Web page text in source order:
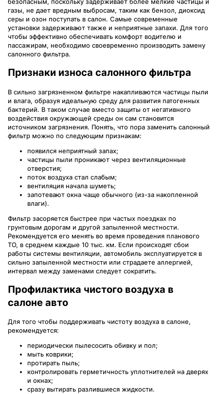
безопасным, поскольку задерживает более мелкие частицы и
газы, не дает вредным выбросам, таким как бензол, диоксид
серы и озон поступать в салон. Самые современные
установки задерживают также и неприятные запахи. Для того
чтобы эффективно обеспечивать комфорт водителю и
пассажирам, необходимо своевременно производить замену
салонного фильтра.
Признаки износа салонного фильтра
В сильно загрязненном фильтре накапливаются частицы пыли
и влага, образуя идеальную среду для развития патогенных
бактерий. В таком случае вместо защиты от негативного
воздействия окружающей среды он сам становится
источником загрязнения. Понять, что пора заменить салонный
фильтр можно по следующим признакам:
появился неприятный запах;
частицы пыли проникают через вентиляционные
отверстия;
поток воздуха стал слабым;
вентиляция начала шуметь;
запотевают окна чаще обычного (из-за накопленной
влаги).
Фильтр засоряется быстрее при частых поездках по
грунтовым дорогам и другой запыленной местности.
Рекомендуется его менять во время проведения планового
ТО, в среднем каждые 10 тыс. км. Если происходят сбои
работы системы вентиляции, автомобиль эксплуатируется в
сильно запыленной местности или страдаете аллергией,
интервал между заменами следует сократить.
Профилактика чистого воздуха в
салоне авто
Для того чтобы поддерживать чистоту воздуха в салоне,
рекомендуется:
периодически пылесосить обивку и пол;
мыть коврики;
протирать пыль;
контролировать герметичность уплотнителей на дверях
и окнах;
сразу вытирать разлившиеся жидкости.